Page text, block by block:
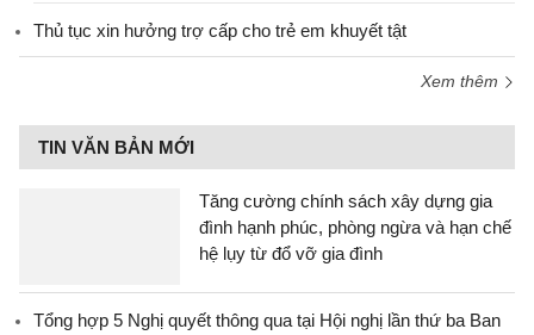
Thủ tục xin hưởng trợ cấp cho trẻ em khuyết tật
Xem thêm
TIN VĂN BẢN MỚI
Tăng cường chính sách xây dựng gia
đình hạnh phúc, phòng ngừa và hạn chế
hệ lụy từ đổ vỡ gia đình
Tổng hợp 5 Nghị quyết thông qua tại Hội nghị lần thứ ba Ban